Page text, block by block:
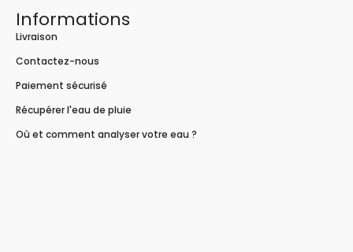
Informations
Livraison
Contactez-nous
Paiement sécurisé
Récupérer l'eau de pluie
Où et comment analyser votre eau ?